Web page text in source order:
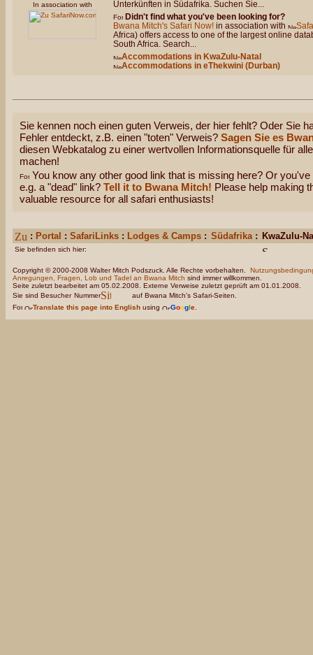
In association with
Unterkünften in Südafrika. Suchen Sie...
Didn't find what you've been looking for?
Bwana Mitch's Safari Now! in association with
Africa) offers access to one of the largest online
South Africa. Search...
Accommodations in KwaZulu-Natal
Accommodations in eThekwini (Durban)
Sie kennen noch einen guten Verweis, der hier fehlt? Oder Sie
Fehler entdeckt, z.B. einen "toten" Verweis? Sagen Sie es
diesen Webkatalog zu einer wertvollen Informationsquelle für
machen!
You know any other good link that is missing here? Or
e.g. a "dead" link? Tell it to Bwana Mitch! Please help making
valuable resource for all safari enthusiasts!
: Portal : SafariLinks : Lodges & Camps : Südafrika: KwaZulu-
Sie befinden sich hier:
Copyright © 2000-2008 Walter Mitch Podszuck. Alle Rechte vorbehalten.
Anregungen, Fragen, Lob und Tadel an Bwana Mitch sind immer willkommen.
Seite zuletzt bearbeitet am 05.02.2008. Externe Verweise zuletzt geprüft am 01.01.2008.
Sie sind Besucher Nummer
auf Bwana Mitch's Safari-Seiten.
Translate this page into English using Google